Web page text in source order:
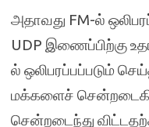
அதாவது FM-ல்
UDP இணைப்பிற்கு
ல் ஒலிபரப்பப்படும்
மக்களைச்
சென்றடைந்து